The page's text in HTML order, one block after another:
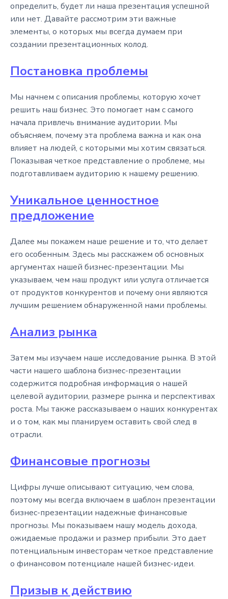
определить, будет ли наша презентация успешной
или нет. Давайте рассмотрим эти важные
элементы, о которых мы всегда думаем при
создании презентационных колод.
Постановка проблемы
Мы начнем с описания проблемы, которую хочет
решить наш бизнес. Это помогает нам с самого
начала привлечь внимание аудитории. Мы
объясняем, почему эта проблема важна и как она
влияет на людей, с которыми мы хотим связаться.
Показывая четкое представление о проблеме, мы
подготавливаем аудиторию к нашему решению.
Уникальное ценностное
предложение
Далее мы покажем наше решение и то, что делает
его особенным. Здесь мы расскажем об основных
аргументах нашей бизнес-презентации. Мы
указываем, чем наш продукт или услуга отличается
от продуктов конкурентов и почему они являются
лучшим решением обнаруженной нами проблемы.
Анализ рынка
Затем мы изучаем наше исследование рынка. В этой
части нашего шаблона бизнес-презентации
содержится подробная информация о нашей
целевой аудитории, размере рынка и перспективах
роста. Мы также рассказываем о наших конкурентах
и о том, как мы планируем оставить свой след в
отрасли.
Финансовые прогнозы
Цифры лучше описывают ситуацию, чем слова,
поэтому мы всегда включаем в шаблон презентации
бизнес-презентации надежные финансовые
прогнозы. Мы показываем нашу модель дохода,
ожидаемые продажи и размер прибыли. Это дает
потенциальным инвесторам четкое представление
о финансовом потенциале нашей бизнес-идеи.
Призыв к действию